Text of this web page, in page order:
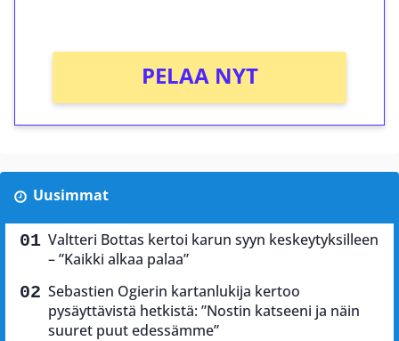
PELAA NYT
Uusimmat
Valtteri Bottas kertoi karun syyn keskeytyksilleen
– ”Kaikki alkaa palaa”
Sebastien Ogierin kartanlukija kertoo
pysäyttävistä hetkistä: ”Nostin katseeni ja näin
suuret puut edessämme”